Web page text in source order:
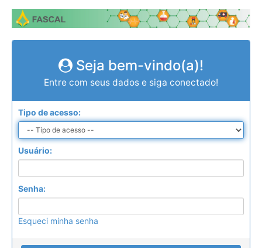
Seja bem-vindo(a)!
Entre com seus dados e siga conectado!
Tipo de acesso:
Usuário:
Senha:
Esqueci minha senha